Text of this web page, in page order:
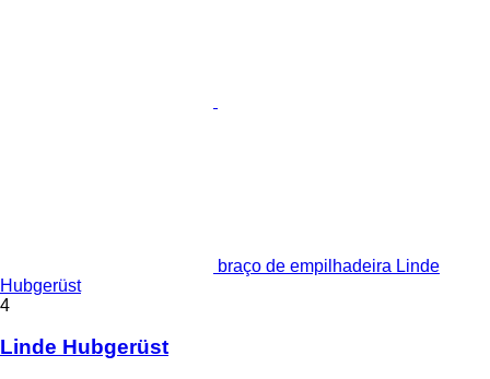
braço de empilhadeira Linde
Hubgerüst
4
Linde Hubgerüst